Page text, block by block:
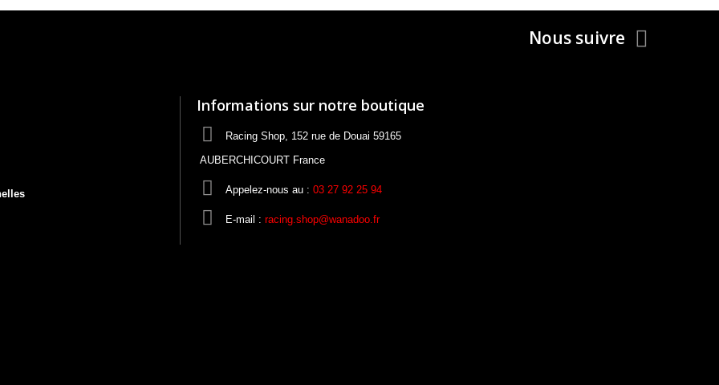
Nous suivre
Informations sur notre boutique
Racing Shop, 152 rue de Douai 59165
AUBERCHICOURT France
Appelez-nous au : 03 27 92 25 94
E-mail : racing.shop@wanadoo.fr